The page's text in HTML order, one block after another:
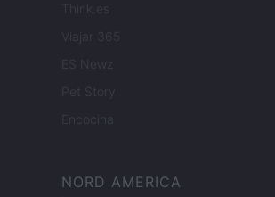
Think.es
Viajar 365
ES Newz
Pet Story
Encocina
NORD AMERICA